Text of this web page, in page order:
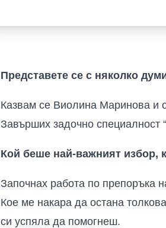
Представете се с няколко
Казвам се Виолина Маринова и
Завърших задочно специалност
Кой беше най-важният избор,
Започнах работа по препоръка
Кое ме накара да остана
си успяла да помогнеш.